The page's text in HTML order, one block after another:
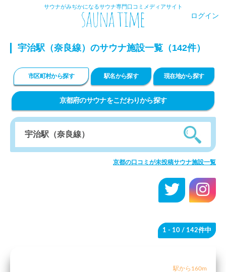
サウナがみぢかになるサウナ専門口コミメディアサイト
ログイン
宇治駅（奈良線）のサウナ施設一覧（142件）
市区町村から探す 駅名から探す 現在地から探す
京都府のサウナをこだわりから探す
京都の口コミが未投稿サウナ施設一覧
1 - 10 / 142件中
駅から160m